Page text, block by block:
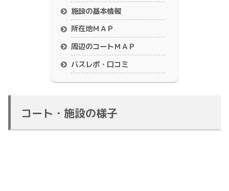
施設の基本情報
所在地ＭＡＰ
周辺のコートＭＡＰ
バスレポ・口コミ
コート・施設の様子